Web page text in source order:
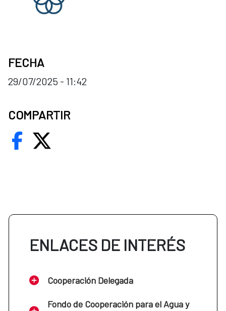
FECHA
29/07/2025 - 11:42
COMPARTIR
ENLACES DE INTERÉS
Cooperación Delegada
Fondo de Cooperación para el Agua y